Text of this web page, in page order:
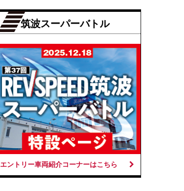
筑波スーパーバトル
エントリー車両紹介コーナーはこちら